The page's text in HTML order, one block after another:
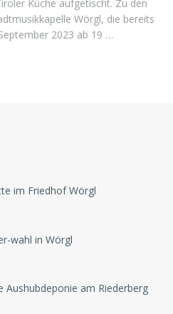
Küche aufgetischt. Zu den
Wörgl, die bereits
2023 ab 19 …
im Friedhof Wörgl
wahl in Wörgl
Aushubdeponie am Riederberg